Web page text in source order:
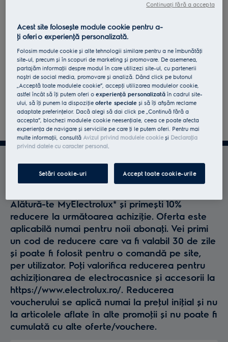
Profită la maxim de
Electrolux
Alătură-te MyElectrolux* și primești 10%
reducere la următoarea achiziţie. Oferta este
aplicabilă numai pentru noii abonaţi. Vei primi
un cod de reducere care va fi valabil 30 de zile
și poate fi folosit pentru o comandă pe site,
per utilizator. Poţi valorifica reducerea pentru
achiziţionarea de electrocasnice și accesorii la
https://www.electrolux.ro/. Reducerea
voucherului se aplică numai la preţul iniţial și nu
la articolele aflate în alte promoţii și nu poate fi
cumulată cu alte oferte/vouchere.
Acest site folosește module cookie pentru a-
ţi oferi o experienţă personalizată.
Folosim module cookie și alte tehnologii similare pentru a ne îmbunătăţi
site-ul, precum și în scopuri de marketing și promovare. De asemenea,
partajăm informaţii despre modul în care utilizezi site-ul, cu partenerii
noștri de social media, promovare și analiză. Dând click pe butonul
„Acceptă toate modulele cookie”, accepţi utilizarea modulelor cookie,
astfel încât să îţi putem oferi oexperienţă personalizată în cadrul site-
ului, să îţi punem la dispoziţieoferte speciale și să îţi afișăm reclame
adaptate preferinţelor. Dacă alegi să dai click pe „Continuă fără a
accepta”, blochezi modulele cookie neesenţiale, ceea ce poate afecta
experienţa de navigare și serviciile pe care ţi le putem oferi. Pentru mai
multe informaţii, consultă Avizul privind modulele cookieși Declaraţia
privind datele cu caracter personal.
Setări cookie-uri Accept toate cookie-urile
Continuați fără a accepta